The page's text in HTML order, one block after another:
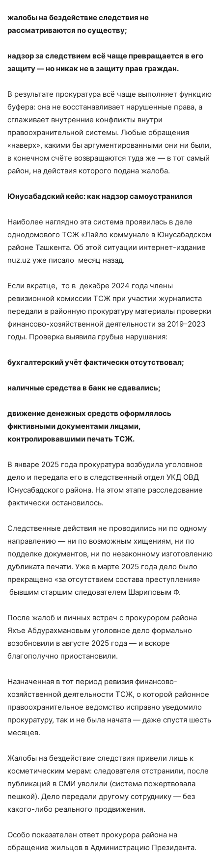
жалобы на бездействие следствия не
рассматриваются по существу;
надзор за следствием всё чаще превращается в его
защиту — но никак не в защиту прав граждан.
В результате прокуратура всё чаще выполняет функцию
буфера: она не восстанавливает нарушенные права, а
сглаживает внутренние конфликты внутри
правоохранительной системы. Любые обращения
«наверх», какими бы аргументированными они ни были,
в конечном счёте возвращаются туда же — в тот самый
район, на действия которого подана жалоба.
Юнусабадский кейс: как надзор самоустранился
Наиболее наглядно эта система проявилась в деле
однодомового ТСЖ «Лайло коммунал» в Юнусабадском
районе Ташкента. Об этой ситуации интернет-издание
nuz.uz уже писало месяц назад.
Если вкратце, то в декабре 2024 года члены
ревизионной комиссии ТСЖ при участии журналиста
передали в районную прокуратуру материалы проверки
финансово-хозяйственной деятельности за 2019–2023
годы. Проверка выявила грубые нарушения:
бухгалтерский учёт фактически отсутствовал;
наличные средства в банк не сдавались;
движение денежных средств оформлялось
фиктивными документами лицами,
контролировавшими печать ТСЖ.
В январе 2025 года прокуратура возбудила уголовное
дело и передала его в следственный отдел УКД ОВД
Юнусабадского района. На этом этапе расследование
фактически остановилось.
Следственные действия не проводились ни по одному
направлению — ни по возможным хищениям, ни по
подделке документов, ни по незаконному изготовлению
дубликата печати. Уже в марте 2025 года дело было
прекращено «за отсутствием состава преступления»
бывшим старшим следователем Шариповым Ф.
После жалоб и личных встреч с прокурором района
Яхъе Абдурахмановым уголовное дело формально
возобновили в августе 2025 года — и вскоре
благополучно приостановили.
Назначенная в тот период ревизия финансово-
хозяйственной деятельности ТСЖ, о которой районное
правоохранительное ведомство исправно уведомило
прокуратуру, так и не была начата — даже спустя шесть
месяцев.
Жалобы на бездействие следствия привели лишь к
косметическим мерам: следователя отстранили, после
публикаций в СМИ уволили (система пожертвовала
пешкой). Дело передали другому сотруднику — без
какого-либо реального продвижения.
Особо показателен ответ прокурора района на
обращение жильцов в Администрацию Президента.